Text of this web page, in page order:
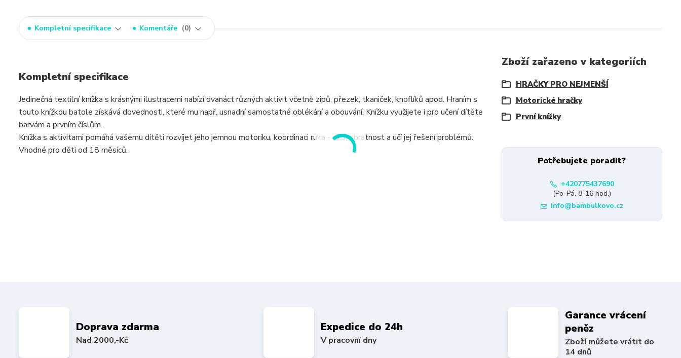
Kompletní specifikace Komentáře 0
Kompletní specifikace
Jedinečná textilní knížka s krásnými ilustracemi nabízí dvanáct různých aktivit včetně zipů, přezek, tkaniček, knoflíků apod. Hraním s
touto knížkou batole získává dovednosti, které mu např. usnadní samostatné oblékání a obouvání. Knížku využijete i pro učení dítěte
barvám a prvním číslům.
Knížka s aktivitami pomáhá vašemu dítěti rozvíjet jeho jemnou motoriku, koordinaci ruka - oko, obratnost a učí jej řešení problémů.
Vhodné pro děti od 18 měsíců.
Zboží zařazeno v kategoriích
HRAČKY PRO NEJMENŠÍ
Motorické hračky
První knížky
Potřebujete poradit?
+420775437690
(Po-Pá, 8-16 hod.)
info@bambulkovo.cz
Doprava zdarma
Nad 2000,-Kč
Expedice do 24h
V pracovní dny
Garance vrácení
peněz
Zboží můžete vrátit do
14 dnů